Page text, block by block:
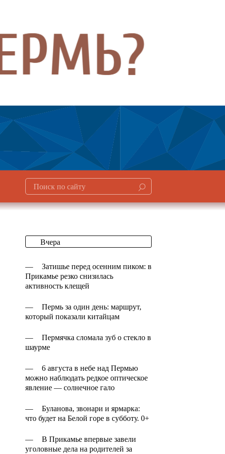
Вчера
—
Затишье перед осенним пиком: в
Прикамье резко снизилась
активность клещей
—
Пермь за один день: маршрут,
который показали китайцам
—
Пермячка сломала зуб о стекло в
шаурме
—
6 августа в небе над Пермью
можно наблюдать редкое оптическое
явление — солнечное гало
—
Буланова, звонари и ярмарка:
что будет на Белой горе в субботу. 0+
—
В Прикамье впервые завели
уголовные дела на родителей за